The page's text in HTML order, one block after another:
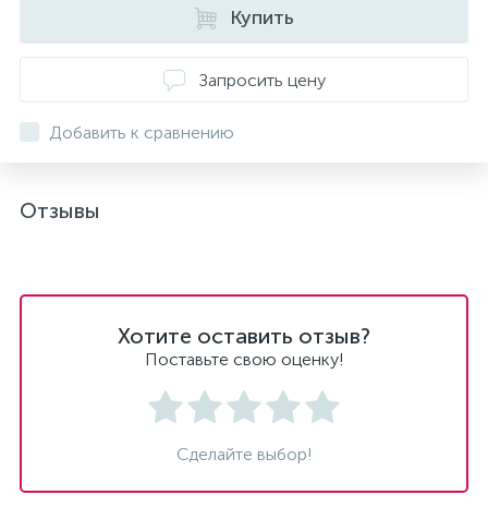
Купить
Запросить цену
Добавить к сравнению
Отзывы
Хотите оставить отзыв?
Поставьте свою оценку!
Сделайте выбор!